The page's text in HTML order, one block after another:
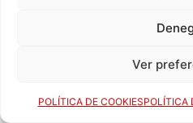
Ver
POLÍTICA DE COOKIESPOLÍTICA
TEMPORADA 2003-04